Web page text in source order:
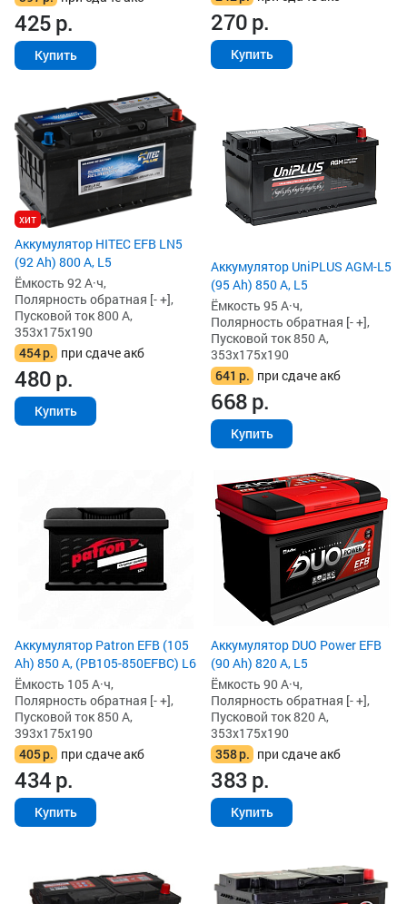
425р.
Купить
270р.
Купить
хит
Аккумулятор HITEC EFB LN5
(92 Ah) 800 А, L5
Ёмкость 92 А·ч,
Полярность обратная [- +],
Пусковой ток 800 А,
353x175x190
454р. при сдаче акб
480р.
Купить
Аккумулятор UniPLUS AGM-L5
(95 Ah) 850 А, L5
Ёмкость 95 А·ч,
Полярность обратная [- +],
Пусковой ток 850 А,
353x175x190
641 р. при сдаче акб
668р.
Купить
Аккумулятор Patron EFB (105
Ah) 850 А, (PB105-850EFBC) L6
Ёмкость 105 А·ч,
Полярность обратная [- +],
Пусковой ток 850 А,
393x175x190
405р. при сдаче акб
434р.
Купить
Аккумулятор DUO Power EFB
(90 Ah) 820 А, L5
Ёмкость 90 А·ч,
Полярность обратная [- +],
Пусковой ток 820 А,
353x175x190
358р. при сдаче акб
383р.
Купить